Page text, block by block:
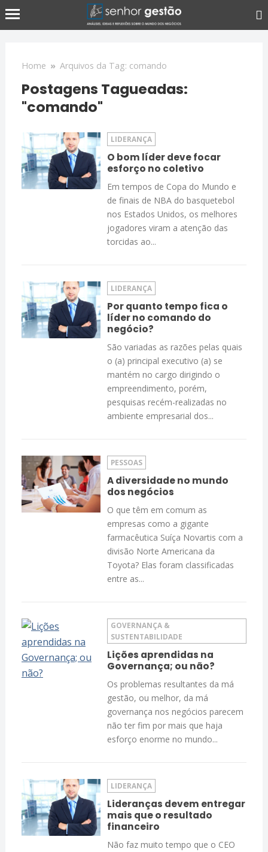
Home » Arquivos da Tag: comando
Postagens Tagueadas:
"comando"
LIDERANÇA
O bom líder deve focar
esforço no coletivo
Em tempos de Copa do Mundo e
de finais de NBA do basquetebol
nos Estados Unidos, os melhores
jogadores viram a atenção das
torcidas ao...
LIDERANÇA
Por quanto tempo fica o
líder no comando do
negócio?
São variadas as razões pelas quais
o (a) principal executivo (a) se
mantém no cargo dirigindo o
empreendimento, porém,
pesquisas recém-realizadas no
ambiente empresarial dos...
PESSOAS
A diversidade no mundo
dos negócios
O que têm em comum as
empresas como a gigante
farmacêutica Suíça Novartis com a
divisão Norte Americana da
Toyota? Elas foram classificadas
entre as...
GOVERNANÇA &
SUSTENTABILIDADE
Lições aprendidas na
Governança; ou não?
Os problemas resultantes da má
gestão, ou melhor, da má
governança nos negócios parecem
não ter fim por mais que haja
esforço enorme no mundo...
LIDERANÇA
Lideranças devem entregar
mais que o resultado
financeiro
Não faz muito tempo que o CEO